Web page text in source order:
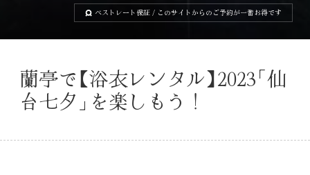
ベストレート保証 / このサイトからのご予約が一番お得です
蘭亭で【浴衣レンタル】2023「仙
台七夕 」を楽しもう！